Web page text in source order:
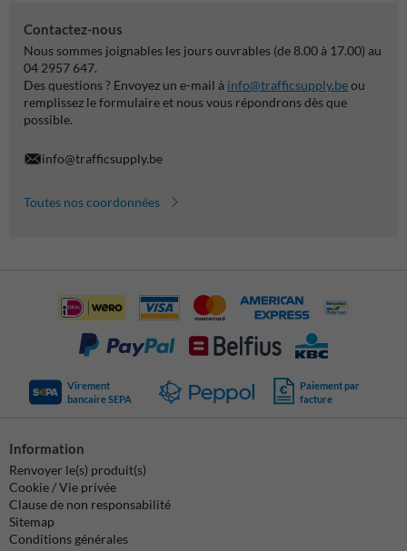
Contactez-nous
Nous sommes joignables les jours ouvrables (de 8.00 à 17.00) au
04 2957 647.
Des questions ? Envoyez un e-mail à info@trafficsupply.beou
remplissez le formulaire et nous vous répondrons dès que
possible.
info@trafficsupply.be
Toutes nos coordonnées
Virement
bancaire SEPA
Paiement par
facture
Information
Renvoyer le(s) produit(s)
Cookie / Vie privée
Clause de non responsabilité
Sitemap
Conditions générales